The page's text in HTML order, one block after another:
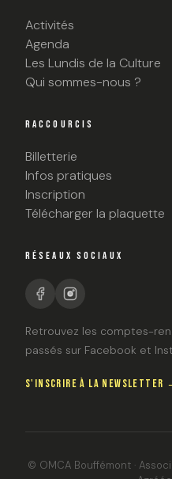
Activités
Agenda
Les Lundis de la Culture
Qui sommes-nous ?
RACCOURCIS
Billetterie
Infos pratiques
Inscription
Télécharger la plaquette
RÉSEAUX SOCIAUX
Retrouvez les comptes-
passés sur Facebook et
S'INSCRIRE À LA NEWSLETTER
© OMCA Bouffémont ·